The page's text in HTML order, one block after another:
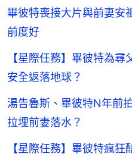
畢彼特喪接大片與前妻
前度好
【星際任務】畢彼特為
安全返落地球？
湯告魯斯、畢彼特N年前
拉埋前妻落水？
【星際任務】畢彼特瘋